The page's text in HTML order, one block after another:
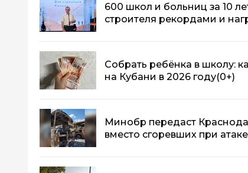
600 школ и больниц за 10
строителя рекордами и
Собрать ребёнка в школу:
на Кубани в 2026 году(0+)
Минобр передаст
вместо сгоревших при